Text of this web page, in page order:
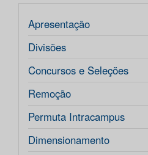
Apresentação
Divisões
Concursos e Seleções
Remoção
Permuta Intracampus
Dimensionamento